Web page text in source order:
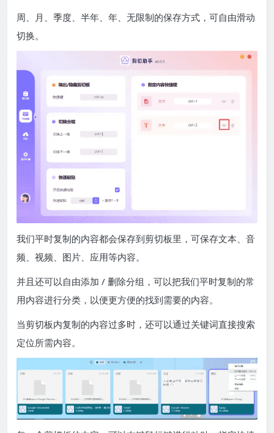
周、月、季度、半年、年、无限制的保存方式，可自由滑动
切换。
我们平时复制的内容都会保存到剪切板里，可保存文本、音
频、视频、图片、应用等内容。
并且还可以自由添加 / 删除分组，可以把我们平时复制的常
用内容进行分类，以便更方便的找到需要的内容。
当剪切板内复制的内容过多时，还可以通过关键词直接搜索
定位所需内容。